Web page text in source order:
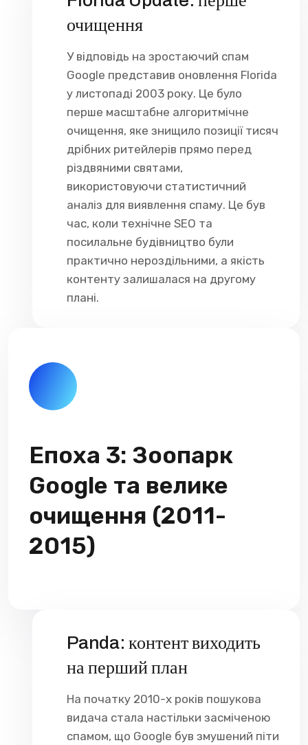
очищення
У відповідь на зростаючий спам
Google представив оновлення Florida
у листопаді 2003 року. Це було
перше масштабне алгоритмічне
очищення, яке знищило позиції тисяч
дрібних ритейлерів прямо перед
різдвяними святами,
використовуючи статистичний
аналіз для виявлення спаму. Це був
час, коли технічне SEO та
посилальне будівництво були
практично нероздільними, а якість
контенту залишалася на другому
плані.
Епоха 3: Зоопарк
Google та велике
очищення (2011-
2015)
Panda: контент виходить
на перший план
На початку 2010-х років пошукова
видача стала настільки засміченою
спамом, що Google був змушений піти